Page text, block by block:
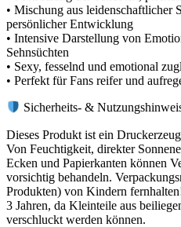
• Mischung aus leidenschaftlicher
persönlicher Entwicklung
• Intensive Darstellung von
Sehnsüchten
• Sexy, fesselnd und emotional
• Perfekt für Fans reifer und
Sicherheits- &
Dieses Produkt ist ein
Von Feuchtigkeit, direkter
Ecken und Papierkanten können
vorsichtig behandeln.
Produkten) von Kindern
3 Jahren, da Kleinteile aus
verschluckt werden können.